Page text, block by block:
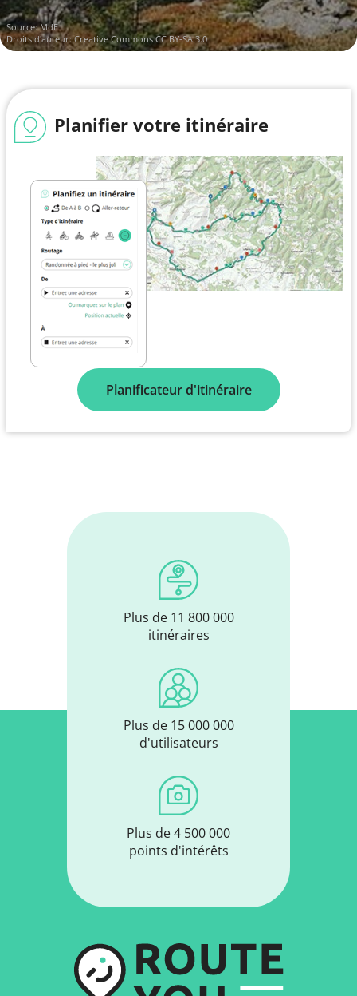
Source:MdE
Droits d'auteur:Creative Commons CC BY-SA 3.0
Planifier votre itinéraire
Planificateur d'itinéraire
Plus de 11 800 000
itinéraires
Plus de 15 000 000
d'utilisateurs
Plus de 4 500 000
points d'intérêts